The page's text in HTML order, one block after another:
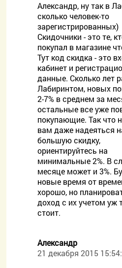
Александр, ну так в
сколько человек-то
зарегистрированных)
Скидочники - это те,
покупал в магазине
Тут код скидка - это
кабинет и
данные. Сколько лет
Лабиринтом, новых
2-7% в среднем за
остальные все уже
покупающие. Так что
вам даже надеяться
большую скидку,
ориентируйтесь на
минимальные 2%. В
месяце может и 3%.
новые время от
хорошо, но
доход с их учетом уж
стоит.
Александр
21 декабря 2015